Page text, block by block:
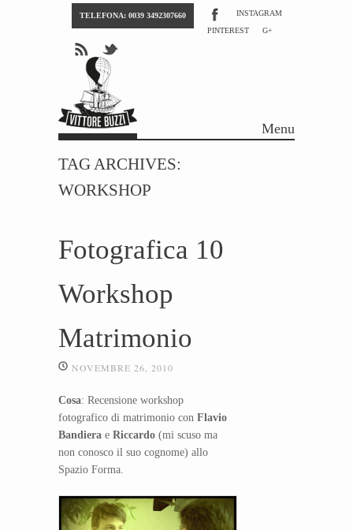
TELEFONA: 0039 3492307660
INSTAGRAM
PINTEREST
G+
Menu
TAG ARCHIVES:
WORKSHOP
Fotografica 10
Workshop
Matrimonio
NOVEMBRE 26, 2010
Cosa: Recensione workshop
fotografico di matrimonio con Flavio
Bandiera e Riccardo (mi scuso ma
non conosco il suo cognome) allo
Spazio Forma.